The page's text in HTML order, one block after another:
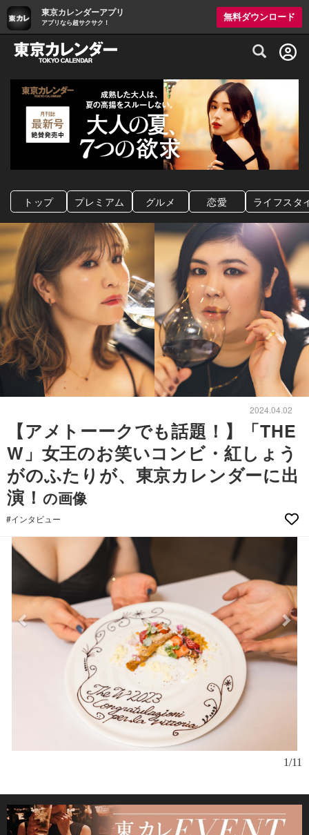
東京カレンダーアプリ
アプリなら超サクサク！
無料ダウンロード
グルメ情報・プレミアムレストラン予約
トップ プレミアム グルメ 恋愛 ライフスタ
2024.04.02
【アメトーークでも話題！】「THE
W」女王のお笑いコンビ・紅しょう
がのふたりが、東京カレンダーに出
演！ の画像
#インタビュー
1/11